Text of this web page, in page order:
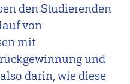
den Studierenden
von
mit
und
darin, wie diese